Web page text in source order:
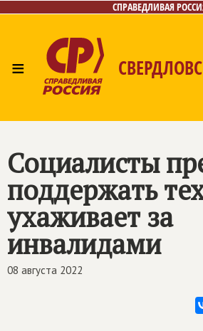
СПРАВЕДЛИВАЯ
≡
Социалисты
поддержать
ухаживает за
инвалидами
08 августа 2022